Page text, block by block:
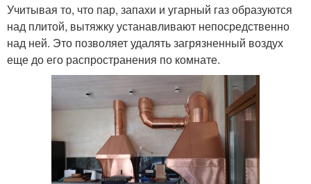
Учитывая то, что пар, запахи и угарный газ образуются
над плитой, вытяжку устанавливают непосредственно
над ней. Это позволяет удалять загрязненный воздух
еще до его распространения по комнате.